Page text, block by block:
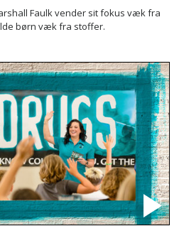
Faulk vender sit fokus væk fra
børn væk fra stoffer.